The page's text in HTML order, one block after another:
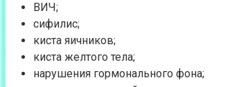
ВИЧ;
сифилис;
киста яичников;
киста желтого тела;
нарушения гормонального фона;